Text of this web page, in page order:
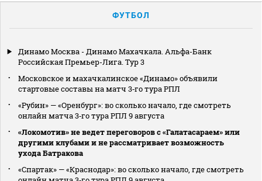
ФУТБОЛ
Динамо Москва - Динамо Махачкала. Альфа-Банк
Российская Премьер-Лига. Тур 3
Московское и махачкалинское «Динамо» объявили
стартовые составы на матч 3‑го тура РПЛ
«Рубин» — «Оренбург»: во сколько начало, где смотреть
онлайн матча 3‑го тура РПЛ 9 августа
«Локомотив» не ведет переговоров с «Галатасараем» или
другими клубами и не рассматривает возможность
ухода Батракова
«Спартак» — «Краснодар»: во сколько начало, где смотреть